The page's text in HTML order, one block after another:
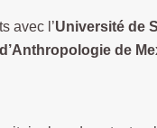
avec l’Université de
de